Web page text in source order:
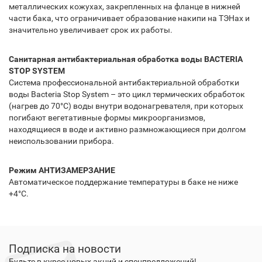
металлических кожухах, закрепленных на фланце в нижней
части бака, что ограничивает образование накипи на ТЭНах и
значительно увеличивает срок их работы.
Санитарная антибактериальная обработка воды BACTERIA
STOP SYSTEM
Система профессиональной антибактериальной обработки
воды Bacteria Stop System – это цикл термических обработок
(нагрев до 70°С) воды внутри водонагревателя, при которых
погибают вегетативные формы микроорганизмов,
находящиеся в воде и активно размножающиеся при долгом
неиспользовании прибора.
Режим АНТИЗАМЕРЗАНИЕ
Автоматическое поддержание температуры в баке не ниже
+4°С.
Подписка на новости